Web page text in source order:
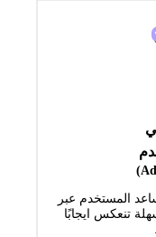
المستخدم عبر
تنعكس ايجابًا